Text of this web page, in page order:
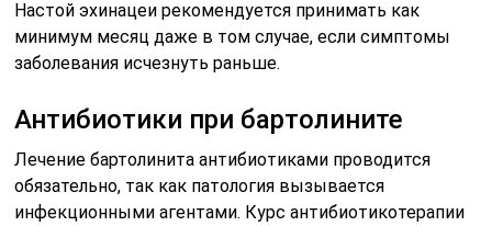
Настой эхинацеи рекомендуется принимать как
минимум месяц даже в том случае, если симптомы
заболевания исчезнуть раньше.
Антибиотики при бартолините
Лечение бартолинита антибиотиками проводится
обязательно, так как патология вызывается
инфекционными агентами. Курс антибиотикотерапии